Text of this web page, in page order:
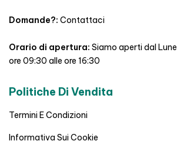
Domande?: Contattaci
Orario di apertura: Siamo aperti dal
ore 09:30 alle ore 16:30
Politiche Di Vendita
Termini E Condizioni
Informativa Sui Cookie